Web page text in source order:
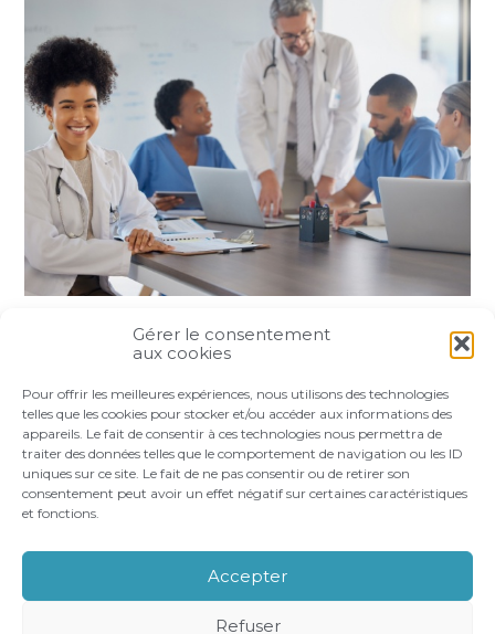
Gérer le consentement
aux cookies
Pour offrir les meilleures expériences, nous utilisons des technologies
telles que les cookies pour stocker et/ou accéder aux informations des
appareils. Le fait de consentir à ces technologies nous permettra de
traiter des données telles que le comportement de navigation ou les ID
uniques sur ce site. Le fait de ne pas consentir ou de retirer son
consentement peut avoir un effet négatif sur certaines caractéristiques
et fonctions.
Accepter
Refuser
FaceBook
TwitterLinkedIn
Principale
NOS ACCOMPAGNEMENTS
CONTACT